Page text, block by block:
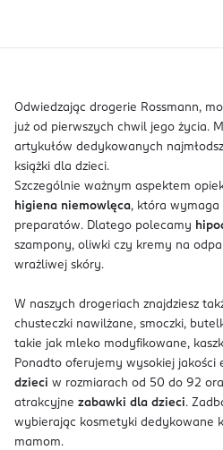
Odwiedzając drogerie Rossmann,
już od pierwszych chwil jego życia.
artykułów dedykowanych
książki dla dzieci.
Szczególnie ważnym aspektem
higiena niemowlęca, która wymaga
preparatów. Dlatego polecamy
szampony, oliwki czy kremy na
wrażliwej skóry.
W naszych drogeriach znajdziesz
chusteczki nawilżane, smoczki,
takie jak mleko modyfikowane,
Ponadto oferujemy wysokiej jakości
dzieci w rozmiarach od 50 do 92
atrakcyjne zabawki dla dzieci.
wybierając kosmetyki dedykowane
mamom.